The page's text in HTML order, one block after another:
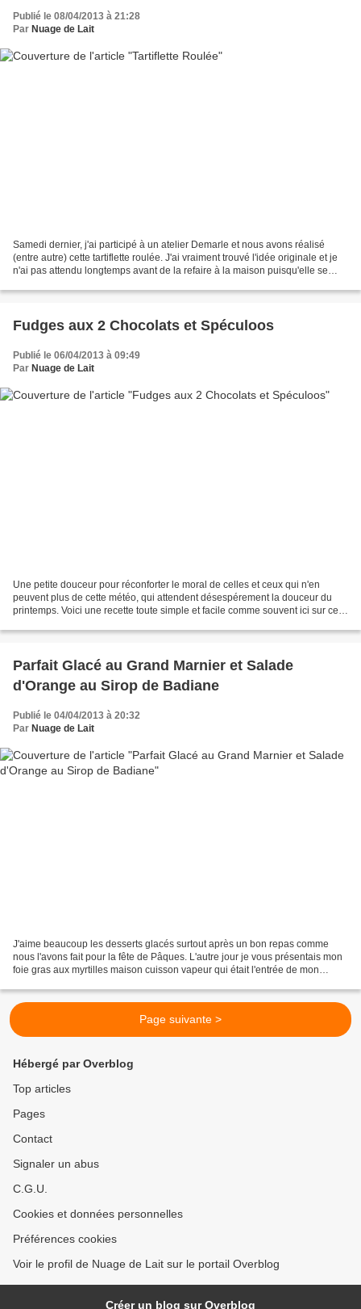
Publié le 08/04/2013 à 21:28
Par Nuage de Lait
Samedi dernier, j'ai participé à un atelier Demarle et nous avons réalisé
(entre autre) cette tartiflette roulée. J'ai vraiment trouvé l'idée originale et je
n'ai pas attendu longtemps avant de la refaire à la maison puisqu'elle se
Fudges aux 2 Chocolats et Spéculoos
Publié le 06/04/2013 à 09:49
Par Nuage de Lait
Une petite douceur pour réconforter le moral de celles et ceux qui n'en
peuvent plus de cette météo, qui attendent désespérement la douceur du
printemps. Voici une recette toute simple et facile comme souvent ici sur ce
Parfait Glacé au Grand Marnier et Salade
d'Orange au Sirop de Badiane
Publié le 04/04/2013 à 20:32
Par Nuage de Lait
J'aime beaucoup les desserts glacés surtout après un bon repas comme
nous l'avons fait pour la fête de Pâques. L'autre jour je vous présentais mon
foie gras aux myrtilles maison cuisson vapeur qui était l'entrée de mon
Page suivante >
Hébergé par Overblog
Top articles
Pages
Contact
Signaler un abus
C.G.U.
Cookies et données personnelles
Préférences cookies
Voir le profil de Nuage de Lait sur le portail Overblog
Créer un blog sur Overblog